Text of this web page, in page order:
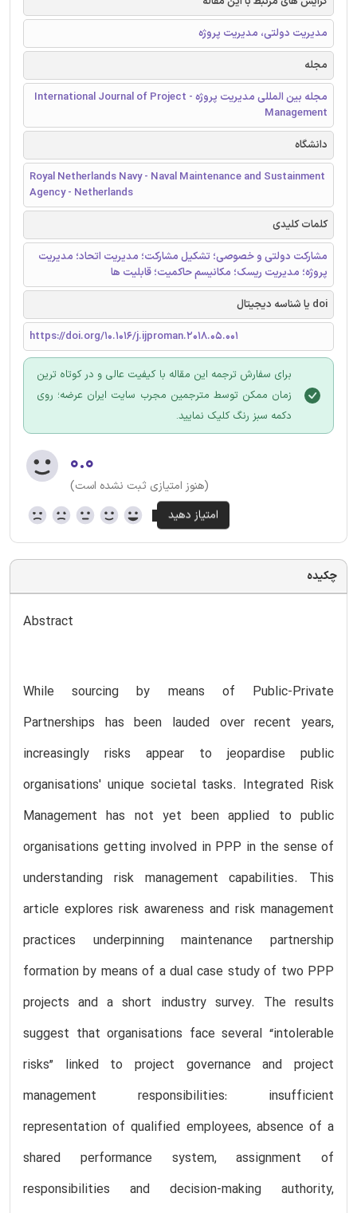
مدیریت دولتی، مدیریت پروژه
مجله
مجله بین المللی مدیریت پروژه - International Journal of Project
Management
دانشگاه
Royal Netherlands Navy - Naval Maintenance and Sustainment
Agency - Netherlands
کلمات کلیدی
مشارکت دولتی و خصوصی؛ تشکیل مشارکت؛ مدیریت اتحاد؛ مدیریت
پروژه؛ مدیریت ریسک؛ مکانیسم حاکمیت؛ قابلیت ها
doi یا شناسه دیجیتال
https://doi.org/10.1016/j.ijproman.2018.05.001
برای سفارش ترجمه این مقاله با کیفیت عالی و در کوتاه ترین
زمان ممکن توسط مترجمین مجرب سایت ایران عرضه؛ روی
دکمه سبز رنگ کلیک نمایید.
۰.۰
(هنوز امتیازی ثبت نشده است)
چکیده
Abstract
While sourcing by means of Public-Private
Partnerships has been lauded over recent years,
increasingly risks appear to jeopardise public
organisations' unique societal tasks. Integrated Risk
Management has not yet been applied to public
organisations getting involved in PPP in the sense of
understanding risk management capabilities. This
article explores risk awareness and risk management
practices underpinning maintenance partnership
formation by means of a dual case study of two PPP
projects and a short industry survey. The results
suggest that organisations face several “intolerable
risks” linked to project governance and project
management responsibilities: insufficient
representation of qualified employees, absence of a
shared performance system, assignment of
responsibilities and decision-making authority,